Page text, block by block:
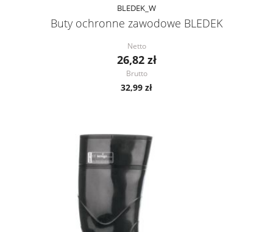
BLEDEK_W
Buty ochronne zawodowe BLEDEK
Netto
26,82 zł
Brutto
32,99 zł